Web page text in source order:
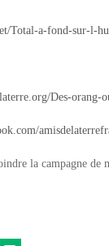
Total-a-fond-sur-l-
Des-
la campagne